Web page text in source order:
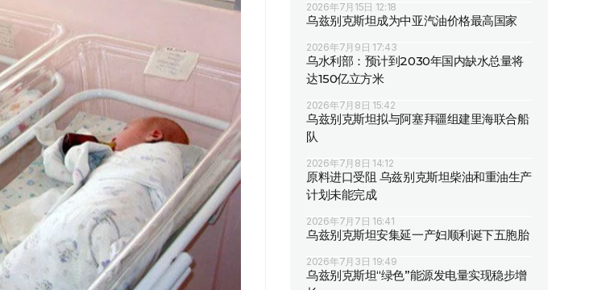
2026年7月15日 12:18
乌兹别克斯坦成为中亚汽油价格最高国家
2026年7月9日 17:43
乌水利部：预计到2030年国内缺水总量将
达150亿立方米
2026年7月8日 15:42
乌兹别克斯坦拟与阿塞拜疆组建里海联合船
队
2026年7月8日 14:12
原料进口受阻 乌兹别克斯坦柴油和重油生产
计划未能完成
2026年7月7日 16:41
乌兹别克斯坦安集延一产妇顺利诞下五胞胎
2026年7月3日 19:49
乌兹别克斯坦“绿色”能源发电量实现稳步增